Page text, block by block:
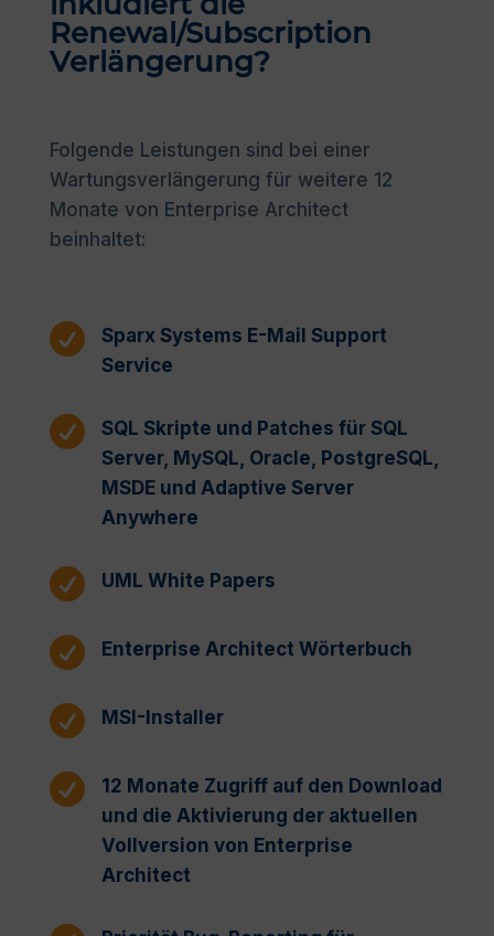
Renewal/Subscription
Verlängerung?
Folgende Leistungen sind bei einer
Wartungsverlängerung für weitere 12
Monate von Enterprise Architect
beinhaltet:

Sparx Systems E-Mail Support
Service

SQL Skripte und Patches für SQL
Server, MySQL, Oracle, PostgreSQL,
MSDE und Adaptive Server
Anywhere
 UML White Papers
 Enterprise Architect Wörterbuch
 MSI-Installer

12 Monate Zugriff auf den Download
und die Aktivierung der aktuellen
Vollversion von Enterprise
Architect